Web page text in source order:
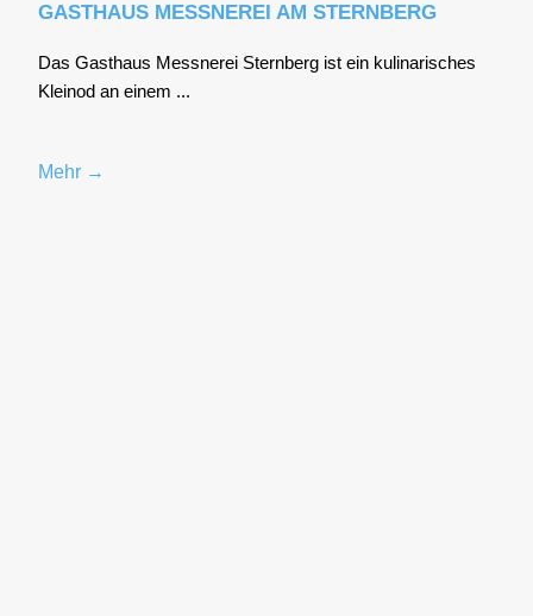
GASTHAUS MESSNEREI AM STERNBERG
Das Gast­haus Mess­ne­rei Stern­berg ist ein kuli­na­ri­sches
Klein­od an einem ...
Mehr →